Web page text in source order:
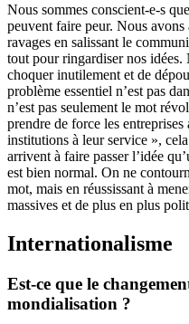
Nous sommes conscient-e-s
peuvent faire peur. Nous
ravages en salissant le
tout pour ringardiser nos idées.
choquer inutilement et de
problème essentiel n’est pas
n’est pas seulement le mot
prendre de force les
institutions à leur service »,
arrivent à faire passer l’idée
est bien normal. On ne
mot, mais en réussissant à
massives et de plus en plus
Internationalisme
Est-ce que le
mondialisation ?